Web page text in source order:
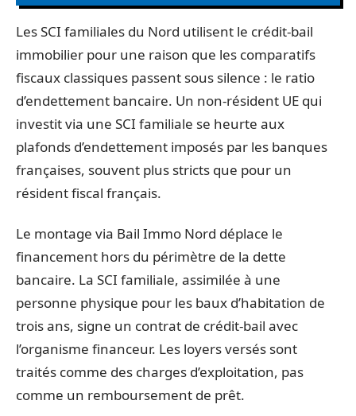
Les SCI familiales du Nord utilisent le crédit-bail
immobilier pour une raison que les comparatifs
fiscaux classiques passent sous silence : le ratio
d’endettement bancaire. Un non-résident UE qui
investit via une SCI familiale se heurte aux
plafonds d’endettement imposés par les banques
françaises, souvent plus stricts que pour un
résident fiscal français.
Le montage via Bail Immo Nord déplace le
financement hors du périmètre de la dette
bancaire. La SCI familiale, assimilée à une
personne physique pour les baux d’habitation de
trois ans, signe un contrat de crédit-bail avec
l’organisme financeur. Les loyers versés sont
traités comme des charges d’exploitation, pas
comme un remboursement de prêt.